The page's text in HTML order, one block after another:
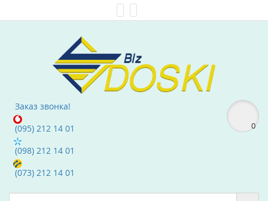
Заказ звонка!
(095) 212 14 01
(098) 212 14 01
(073) 212 14 01
0